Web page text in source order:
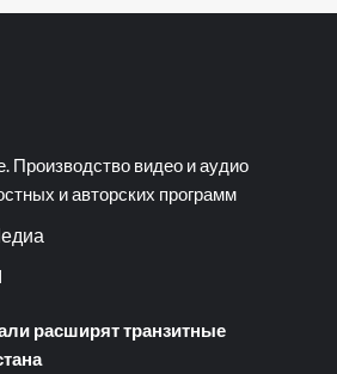
Производство видео и аудио
и авторских программ
расширят транзитные